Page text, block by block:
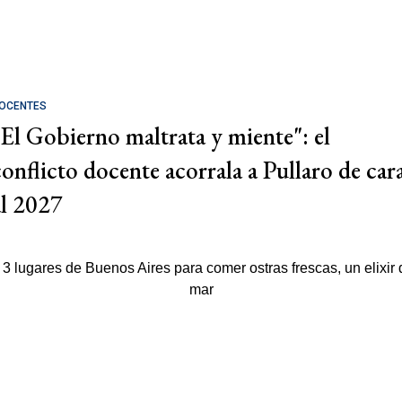
Gobierno maltrata y miente": el
docente acorrala a Pullaro de
2027